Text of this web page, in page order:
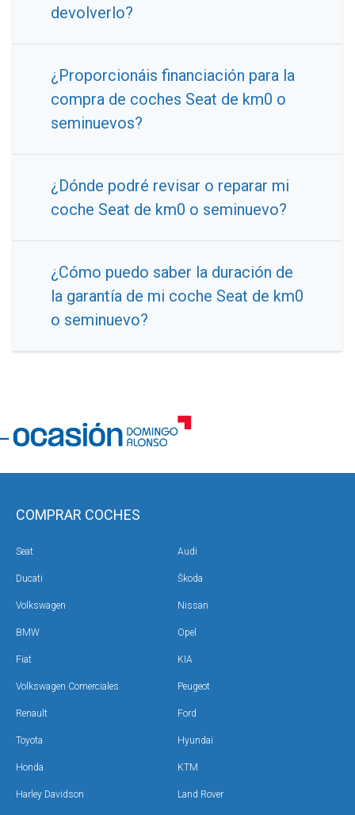
devolverlo?
¿Proporcionáis financiación para la
compra de coches Seat de km0 o
seminuevos?
¿Dónde podré revisar o reparar mi
coche Seat de km0 o seminuevo?
¿Cómo puedo saber la duración de
la garantía de mi coche Seat de km0
o seminuevo?
COMPRAR COCHES
Seat Audi
Ducati Škoda
Volkswagen Nissan
BMW Opel
Fiat KIA
Volkswagen Comerciales Peugeot
Renault Ford
Toyota Hyundai
Honda KTM
Harley Davidson Land Rover